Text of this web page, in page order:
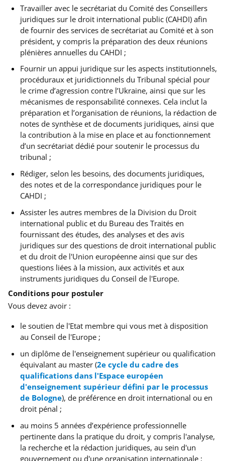
Travailler avec le secrétariat du Comité des Conseillers
juridiques sur le droit international public (CAHDI) afin
de fournir des services de secrétariat au Comité et à son
président, y compris la préparation des deux réunions
plénières annuelles du CAHDI ;
Fournir un appui juridique sur les aspects institutionnels,
procéduraux et juridictionnels du Tribunal spécial pour
le crime d’agression contre l’Ukraine, ainsi que sur les
mécanismes de responsabilité connexes. Cela inclut la
préparation et l’organisation de réunions, la rédaction de
notes de synthèse et de documents juridiques, ainsi que
la contribution à la mise en place et au fonctionnement
d’un secrétariat dédié pour soutenir le processus du
tribunal ;
Rédiger, selon les besoins, des documents juridiques,
des notes et de la correspondance juridiques pour le
CAHDI ;
Assister les autres membres de la Division du Droit
international public et du Bureau des Traités en
fournissant des études, des analyses et des avis
juridiques sur des questions de droit international public
et du droit de l'Union européenne ainsi que sur des
questions liées à la mission, aux activités et aux
instruments juridiques du Conseil de l'Europe.
Conditions pour postuler
Vous devez avoir :
le soutien de l'Etat membre qui vous met à disposition
au Conseil de l'Europe ;
un diplôme de l'enseignement supérieur ou qualification
équivalant au master (2e cycle du cadre des
qualifications dans l'Espace européen
d'enseignement supérieur défini par le processus
de Bologne), de préférence en droit international ou en
droit pénal ;
au moins 5 années d’expérience professionnelle
pertinente dans la pratique du droit, y compris l'analyse,
la recherche et la rédaction juridiques, au sein d'un
gouvernement ou d'une organisation internationale ;